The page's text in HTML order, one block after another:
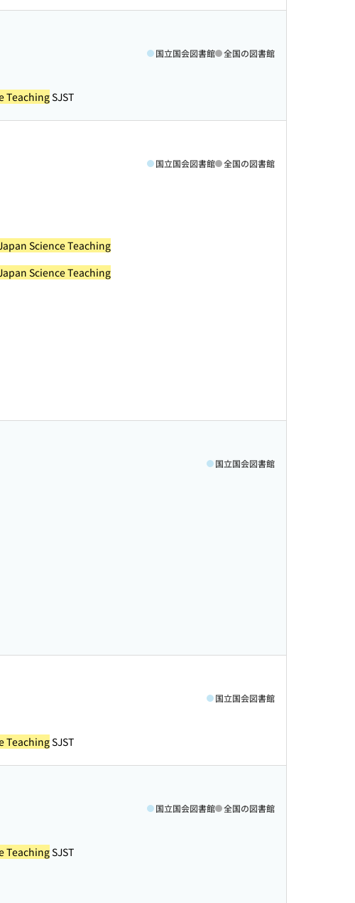
国立国会図書館 全国の図書館
TeachingSJST
国立国会図書館 全国の図書館
Science Teaching
Science Teaching
国立国会図書館
国立国会図書館
TeachingSJST
国立国会図書館 全国の図書館
TeachingSJST